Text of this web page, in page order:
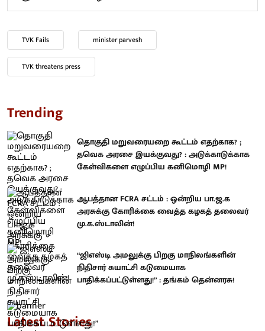
TVK Fails minister parvesh
TVK threatens press
Trending
தொகுதி மறுவரையறை கூட்டம் எதற்காக? ;
தவெக அரசை இயக்குவது? : அடுக்காடுக்காக
கேள்விகளை எழுப்பிய கனிமொழி MP!
ஆபத்தான FCRA சட்டம் : ஒன்றிய பா.ஜ.க
அரசுக்கு கோரிக்கை வைத்த கழகத் தலைவர்
மு.க.ஸ்டாலின்!
“ஜிஎஸ்டி அமலுக்கு பிறகு மாநிலங்களின்
நிதிசார் சுயாட்சி கடுமையாக
பாதிக்கப்பட்டுள்ளது!” : தங்கம் தென்னரசு!
Latest Stories